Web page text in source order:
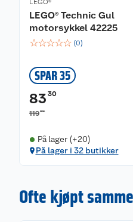
LEGO®
LEGO® Technic Gul
motorsykkel 42225
☆☆☆☆☆ (0)
SPAR 35
83 30
11900
På lager (+20)
På lager i 32 butikker
Ofte kjøpt